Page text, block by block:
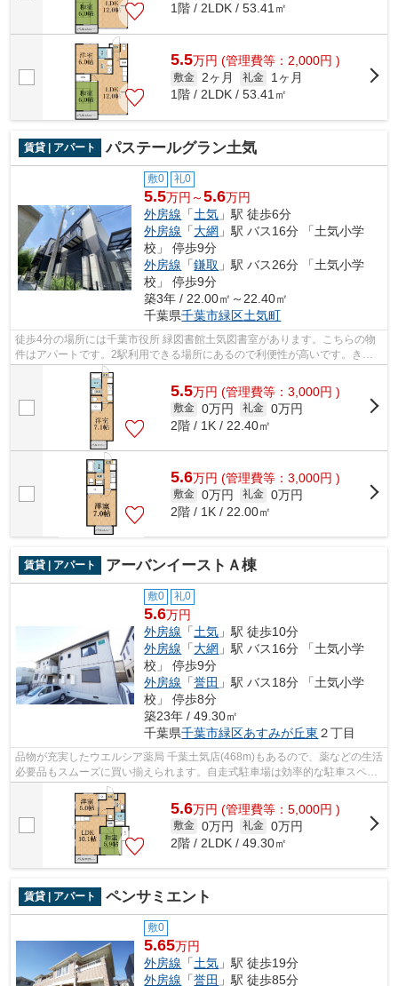
1階 / 2LDK / 53.41㎡
5.5万円 (管理費等：2,000円 )
敷金 2ヶ月 礼金
1ヶ月
1階 / 2LDK / 53.41㎡
賃貸 | アパート パステールグラン土気
敷0 礼0
5.5万円～5.6万円
外房線 「土気 」駅 徒歩6分
外房線 「大網 」駅 バス16分 「土気小学
校」 停歩9分
外房線 「鎌取 」駅 バス26分 「土気小学
校」 停歩9分
築3年 / 22.00㎡～22.40㎡
千葉県千葉市緑区土気町
徒歩4分の場所には千葉市役所 緑図書館土気図書室があります。こちらの物
件はアパートです。2駅利用できる場所にあるので利便性が高いです。きれ
いな外装・内装がポイント。当物件の周...
5.5万円 (管理費等：3,000円 )
敷金 0万円 礼金 0万円
2階 / 1K / 22.40㎡
5.6万円 (管理費等：3,000円 )
敷金 0万円 礼金 0万円
2階 / 1K / 22.00㎡
賃貸 | アパート アーバンイーストＡ棟
敷0 礼0
5.6万円
外房線 「土気 」駅 徒歩10分
外房線 「大網 」駅 バス16分 「土気小学
校」 停歩9分
外房線 「誉田 」駅 バス18分 「土気小学
校」 停歩8分
築23年 / 49.30㎡
千葉県千葉市緑区あすみが丘東 ２丁目
品物が充実したウエルシア薬局 千葉土気店(468m)もあるので、薬などの生活
必要品もスムーズに買い揃えられます。自走式駐車場は効率的な駐車スペー
スです。スマホやPCを自宅でよく利用...
5.6万円 (管理費等：5,000円 )
敷金 0万円 礼金 0万円
2階 / 2LDK / 49.30㎡
賃貸 | アパート ペンサミエント
敷0
5.65万円
外房線 「土気 」駅 徒歩19分
外房線 「誉田 」駅 徒歩85分